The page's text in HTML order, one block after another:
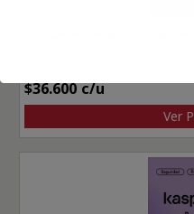
$36.600
Ver